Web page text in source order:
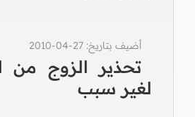
أضيف بتاريخ: 27-04-2010
تحذير الزوج من
لغير سبب